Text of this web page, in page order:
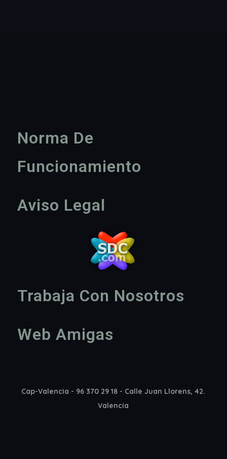
Norma De
Funcionamiento
Aviso Legal
Trabaja Con Nosotros
Web Amigas
Cap-Valencia - 96 370 29 18 - Calle Juan Llorens, 42.
Valencia